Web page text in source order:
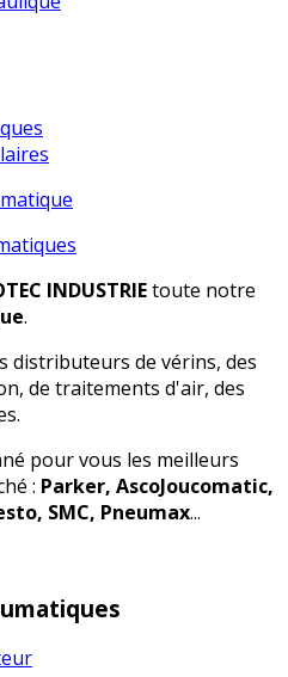
INDUSTRIEtoute notre
.
distributeurs de vérins, des
de traitements d'air, des
pour vous les meilleurs
: Parker, AscoJoucomatic,
SMC, Pneumax...